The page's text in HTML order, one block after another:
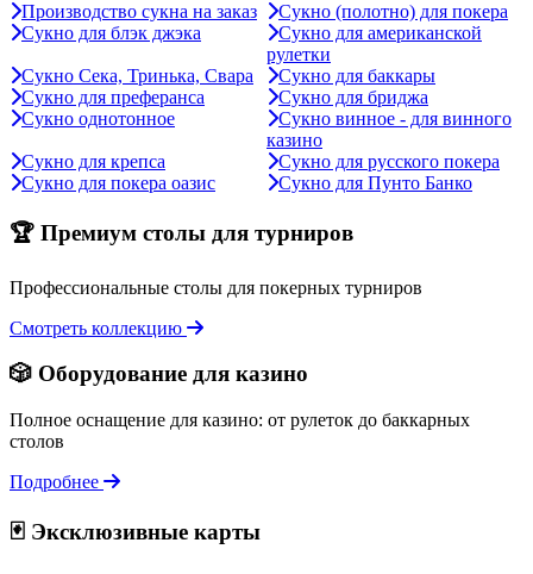
Производство сукна на заказ
Сукно (полотно) для покера
Сукно для блэк джэка
Сукно для американской
рулетки
Сукно Сека, Тринька, Свара
Сукно для баккары
Сукно для преферанса
Сукно для бриджа
Сукно однотонное
Сукно винное - для винного
казино
Сукно для крепса
Сукно для русского покера
Сукно для покера оазис
Сукно для Пунто Банко
🏆 Премиум столы для турниров
Профессиональные столы для покерных турниров
Смотреть коллекцию
🎲 Оборудование для казино
Полное оснащение для казино: от рулеток до баккарных
столов
Подробнее
🃏 Эксклюзивные карты